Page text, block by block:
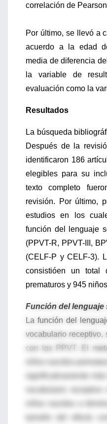
correlación de
Por último, se llevó a
acuerdo a la edad
media de diferencia
la variable de
evaluación como la
Resultados
La búsqueda
Después de la
identificaron 186
elegibles para su
texto completo
revisión. Por último,
estudios en los
función del lenguaje
(PPVT-R, PPVT-III,
(CELF-P y CELF-3).
consistióen un total
prematuros y 945
Función del lenguaje
La función del
vocabulario
con los PPVT. El
significativamente